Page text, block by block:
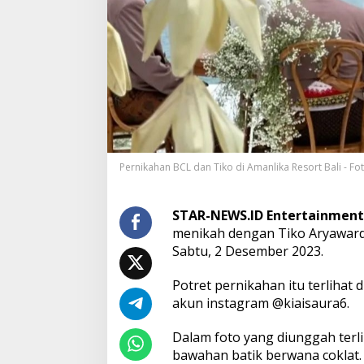
e
n
k
a
h
d
e
n
g
a
n
k
d
i
e
s
i
r
Pernikahan BCL dan Tiko di Amanlika Resort Bali -
STAR-NEWS.ID Entertainment
menikah dengan Tiko
Sabtu, 2 Desember 2023.
Potret pernikahan itu terlihat
akun instagram @kiaisaura6.
Dalam foto yang diunggah
bawahan batik berwana